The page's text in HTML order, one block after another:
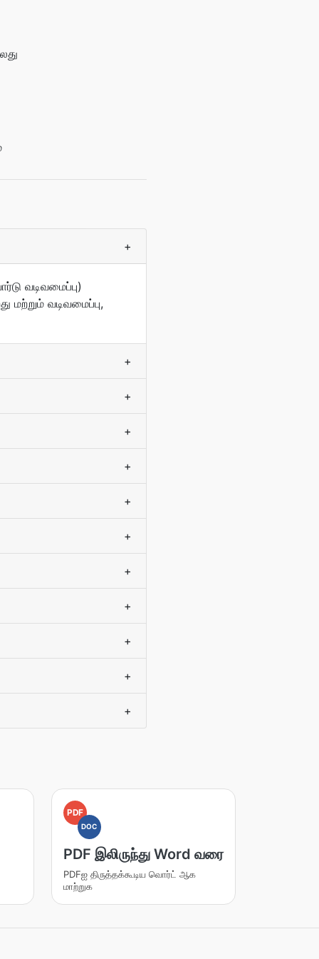
+
வடிவமைப்பு)
மற்றும் வடிவமைப்பு,
+
+
+
+
+
+
+
+
+
+
+
PDF
DOC
PDF இலிருந்து Word வரை
PDFஐ திருத்தக்கூடிய வொர்ட் ஆக
மாற்றுக